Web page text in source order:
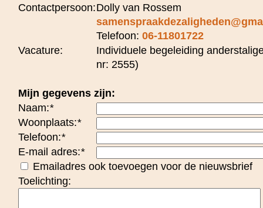
Contactpersoon:Dolly van Rossem
Telefoon: 06-11801722
Vacature:
Individuele begeleiding
nr: 2555)
Mijn gegevens zijn:
Naam:*
Woonplaats:*
Telefoon:*
E-mail adres:*
Emailadres ook toevoegen voor de nieuwsbrief
Toelichting: